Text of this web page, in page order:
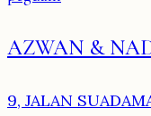
AZWAN &
9, JALAN